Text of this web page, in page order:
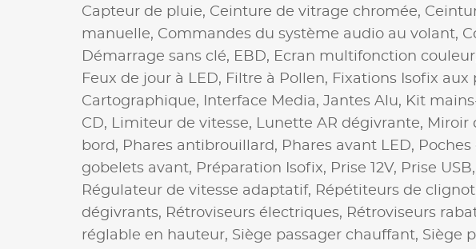
Capteur de pluie, Ceinture de vitrage chromée,
manuelle, Commandes du système audio au volant,
Démarrage sans clé, EBD, Ecran multifonction
Feux de jour à LED, Filtre à Pollen, Fixations Isofix aux
Cartographique,
Interface Media, Jantes Alu, Kit
CD, Limiteur de vitesse, Lunette AR dégivrante, Miroir
bord, Phares antibrouillard, Phares avant LED,
gobelets avant, Préparation Isofix, Prise 12V, Prise USB,
Régulateur de vitesse adaptatif, Répétiteurs de
dégivrants, Rétroviseurs électriques, Rétroviseurs
réglable en hauteur, Siège passager chauffant, Siège